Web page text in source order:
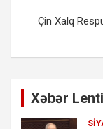
Çin Xalq
Xəbər Lenti